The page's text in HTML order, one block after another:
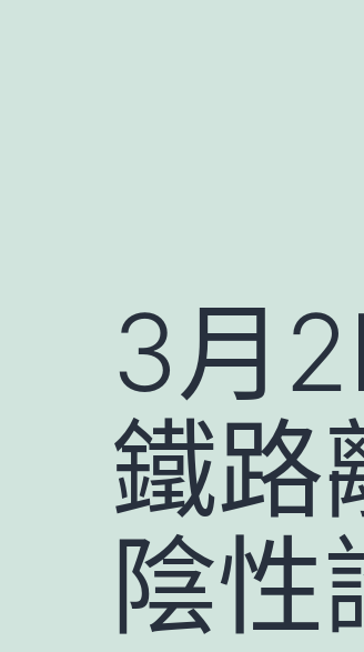
3月
鐵路
陰性